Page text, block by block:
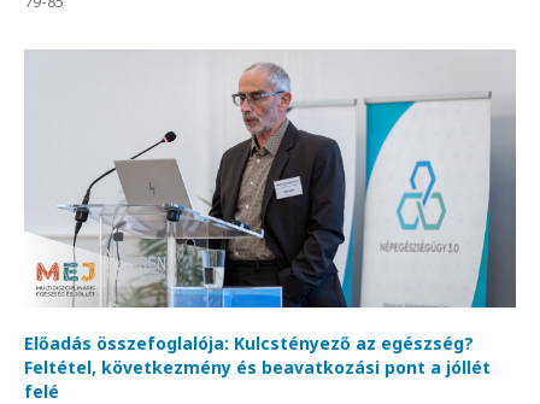
Előadás összefoglalója: Kulcstényező az egészség?
Feltétel, következmény és beavatkozási pont a jóllét
felé